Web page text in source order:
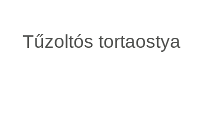
Tűzoltós tortaostya